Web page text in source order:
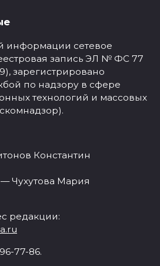
информации сетевое
запись ЭЛ № ФС 77
зарегистрировано
по надзору в сфере
технологий и массовых
Константин
Чухутова Мария
редакции:
77-86.